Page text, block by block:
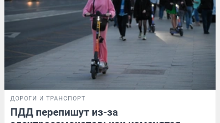
ДОРОГИ И ТРАНСПОРТ
ПДД перепишут из-за